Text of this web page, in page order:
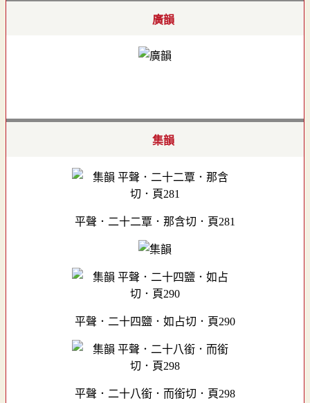
廣韻
集韻
平聲．二十二覃．那含切．頁281
平聲．二十四鹽．如占切．頁290
平聲．二十八銜．而銜切．頁298